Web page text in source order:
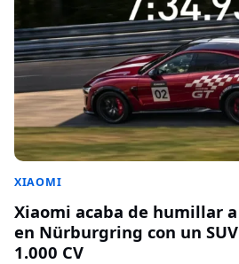
XIAOMI
Xiaomi acaba de humillar
en Nürburgring con un
1.000 CV